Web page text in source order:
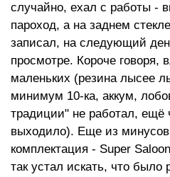
случайно, ехал с работы -
пароход, а на заднем
записал, на следующий
просмотре. Короче говоря,
маленьких (резина лысее
минимум 10-ка, аккум,
традиции" не работал, ещё
выходило). Еще из минусов
комплектация - Super
так устал искать, что